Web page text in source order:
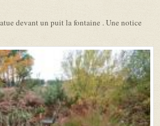
devant un puit la fontaine . Une notice